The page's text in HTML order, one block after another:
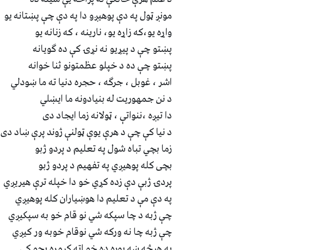
مونږ ټول په دې پوهيږو دا په دې چې پښتانه يو ‏
واړه يو،که زاړه يو، نارينه ، که زنانه يو ‏
پښتو چې د پيړيو نه نړۍ کې ده گويانه ‏
پښتو چې ده د خپلو عظمتونو ثنا خوانه ‏
اشر ، غوبل ، جرگه ، حجره دنيا ته ما ښودلي ‏
د نن جمهوريت له بنيادونه ما ايښلي ‏
دا تيږه ،ننواتې ، ټولانه زما ايجاد دى ‏
د نيا کې چې د هرې يوې ټولنې ژوند پرې ښاد دى ‏
زما بچي تباه شول په تعليم د پردو ژبو ‏
بچى کله پوهيږي په تفهيم د پردو ژبو ‏
پردۍ ژبې دې زده کړي خو دا خپله ترې هيريږي ‏
په دې مې د تعليم دا هوښياران کله پوهيږي ‏
چې ژبه د چا سپکه شي نو قام خو به سپکيږي ‏
چې ژبه چا نه ورکه شي نوقام خوبه ور کيږي ‏